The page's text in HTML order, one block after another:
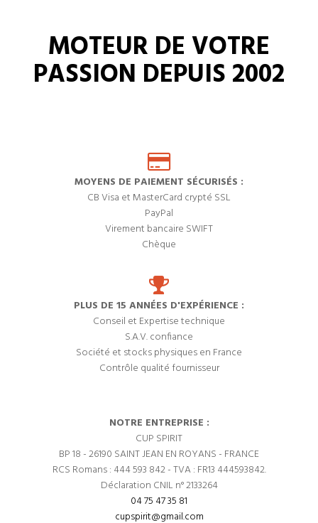
MOTEUR DE VOTRE
PASSION DEPUIS 2002
MOYENS DE PAIEMENT SÉCURISÉS :
CB Visa et MasterCard crypté SSL
PayPal
Virement bancaire SWIFT
Chèque
PLUS DE 15 ANNÉES D'EXPÉRIENCE :
Conseil et Expertise technique
S.A.V. confiance
Société et stocks physiques en France
Contrôle qualité fournisseur
NOTRE ENTREPRISE :
CUP SPIRIT
BP 18 - 26190 SAINT JEAN EN ROYANS - FRANCE
RCS Romans : 444 593 842 - TVA : FR13 444593842.
Déclaration CNIL n° 2133264
04 75 47 35 81
cupspirit@gmail.com